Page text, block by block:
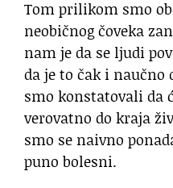
Tom prilikom smo
neobičnog čoveka
nam je da se ljudi
da je to čak i naučno
smo konstatovali da
verovatno do kraja
smo se naivno
puno bolesni.